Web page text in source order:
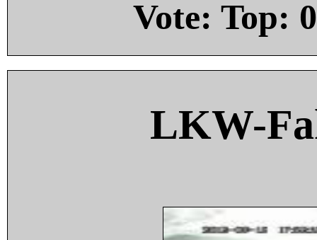
Vote: Top: 0
LKW-